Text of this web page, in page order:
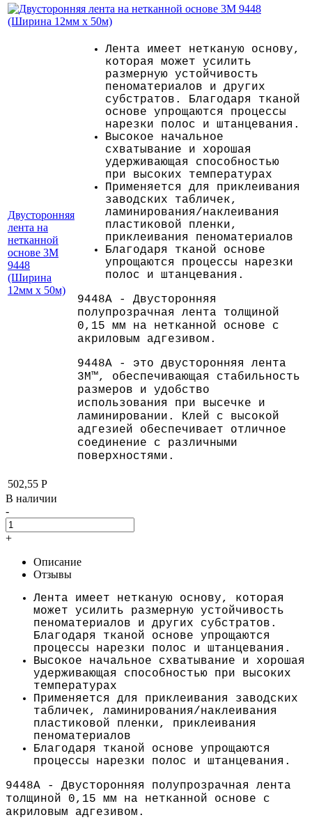
Двусторонняя
лента на
нетканной
основе 3M
9448
(Ширина
12мм х 50м)
Лента имеет нетканую основу,
которая может усилить
размерную устойчивость
пеноматериалов и других
субстратов. Благодаря тканой
основе упрощаются процессы
нарезки полос и штанцевания.
Высокое начальное
схватывание и хорошая
удерживающая способностью
при высоких температурах
Применяется для приклеивания
заводских табличек,
ламинирования/наклеивания
пластиковой пленки,
приклеивания пеноматериалов
Благодаря тканой основе
упрощаются процессы нарезки
полос и штанцевания.
9448A - Двусторонняя
полупрозрачная лента толщиной
0,15 мм на нетканной основе с
акриловым адгезивом.
9448A - это двусторонняя лента
3M™, обеспечивающая стабильность
размеров и удобство
использования при высечке и
ламинировании. Клей с высокой
адгезией обеспечивает отличное
соединение с различными
поверхностями.
502,55 Р
В наличии
-
+
Описание
Отзывы
Лента имеет нетканую основу, которая
может усилить размерную устойчивость
пеноматериалов и других субстратов.
Благодаря тканой основе упрощаются
процессы нарезки полос и штанцевания.
Высокое начальное схватывание и хорошая
удерживающая способностью при высоких
температурах
Применяется для приклеивания заводских
табличек, ламинирования/наклеивания
пластиковой пленки, приклеивания
пеноматериалов
Благодаря тканой основе упрощаются
процессы нарезки полос и штанцевания.
9448A - Двусторонняя полупрозрачная лента
толщиной 0,15 мм на нетканной основе с
акриловым адгезивом.